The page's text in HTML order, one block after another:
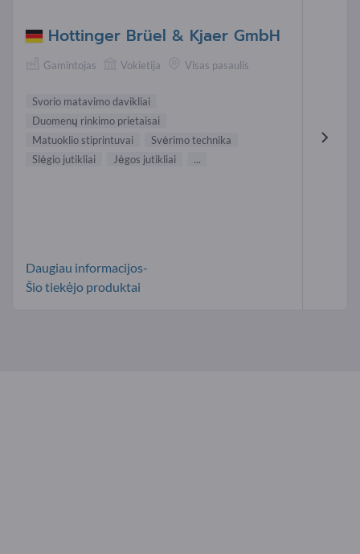
Hottinger Brüel & Kjaer GmbH
Gamintojas Vokietija Visas pasaulis
Svorio matavimo davikliai
Duomenų rinkimo prietaisai
Matuoklio stiprintuvai
Svėrimo technika
Slėgio jutikliai
Jėgos jutikliai ...
Daugiau informacijos-
Šio tiekėjo produktai